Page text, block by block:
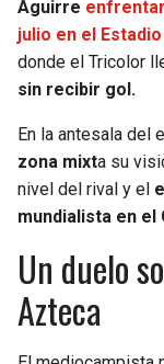
49ERS
SEAHAWKS
BEARS
LIONS
PACKERS
VIKINGS
GRIZZLIES
PELICANS
SPURS
NUGGETS
TIMBERWOLVES
THUNDER
Aguirre
julio en el
donde el Tricolor
sin recibir gol.
En la antesala del
zona mixta su
nivel del rival y el
mundialista en el
Un duelo
Azteca